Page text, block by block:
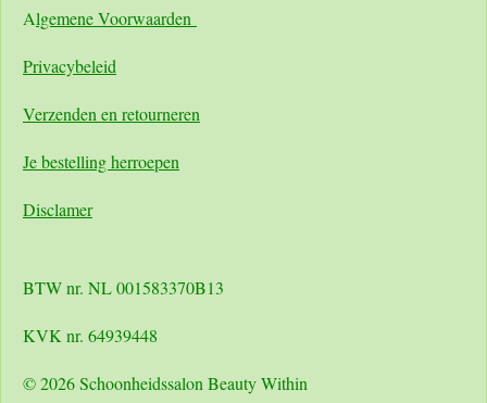
Algemene Voorwaarden
Privacybeleid
Verzenden en retourneren
Je bestelling herroepen
Disclamer
BTW nr. NL 001583370B13
KVK nr. 64939448
© 2026 Schoonheidssalon Beauty Within